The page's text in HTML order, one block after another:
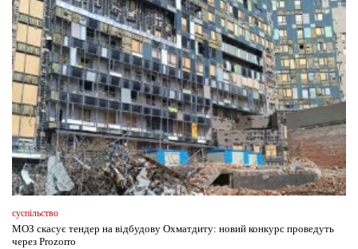
суспільство
МОЗ скасує тендер на відбудову Охматдиту: новий конкурс проведуть
через Prozorro